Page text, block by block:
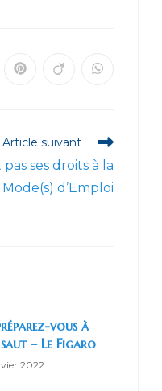
Ouvrir Ouvrir Ouvrir
Article suivant
ses droits à la
d’Emploi
vous à
– Le Figaro
2022